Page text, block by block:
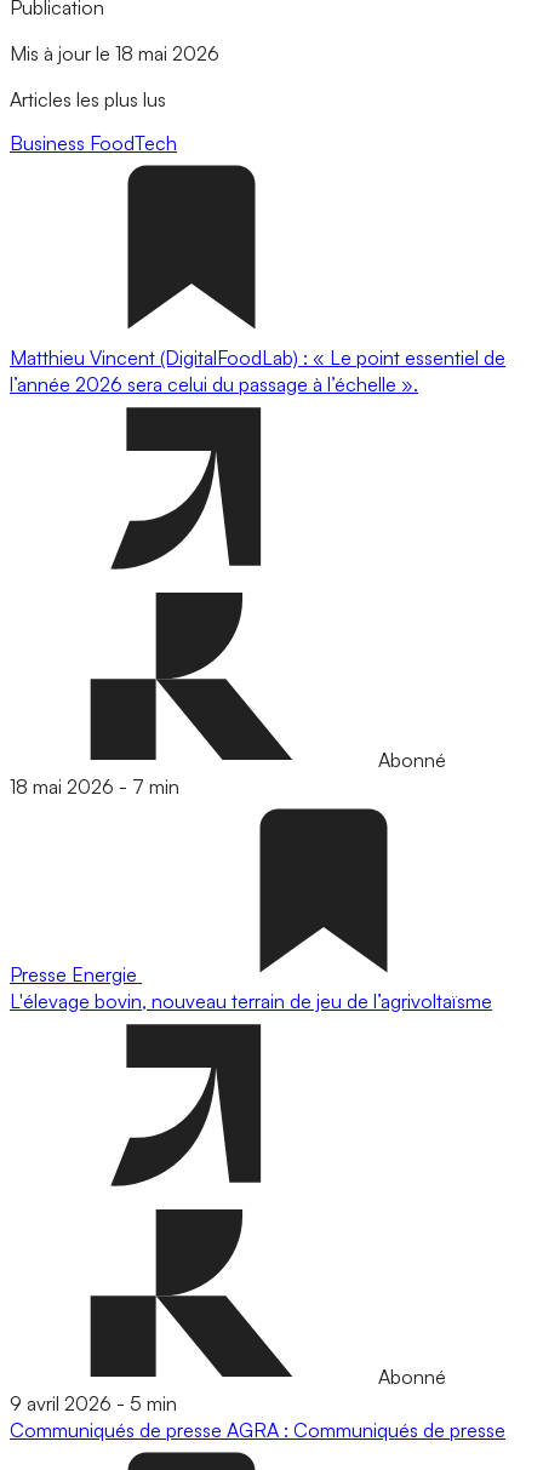
Publication
Mis à jour le 18 mai 2026
Articles les plus lus
Business FoodTech
Matthieu Vincent (DigitalFoodLab) : « Le point essentiel de
l’année 2026 sera celui du passage à l’échelle ».
Abonné
18 mai 2026 - 7 min
Presse Energie
L'élevage bovin, nouveau terrain de jeu de l’agrivoltaïsme
Abonné
9 avril 2026 - 5 min
Communiqués de presse AGRA : Communiqués de presse